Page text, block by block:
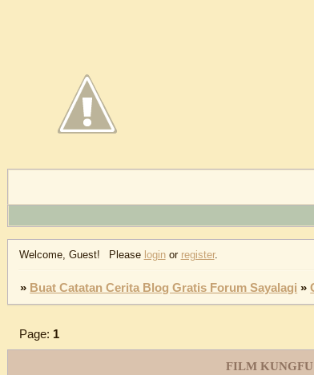
Welcome, Guest! Please loginor register.
» Buat Catatan Cerita Blog Gratis Forum Sayalagi »
FILM
Page: 1